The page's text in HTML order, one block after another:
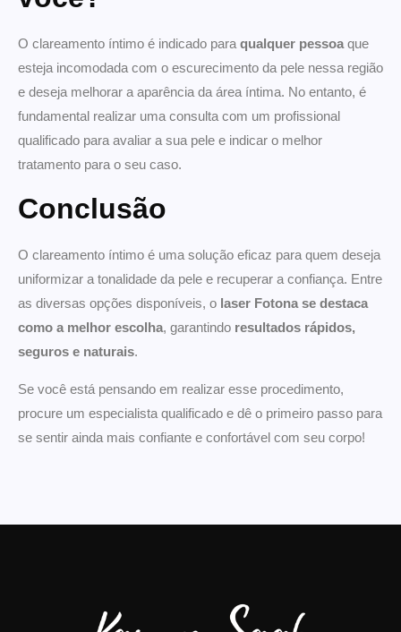
O clareamento íntimo é indicado para qualquer pessoa que
esteja incomodada com o escurecimento da pele nessa região
e deseja melhorar a aparência da área íntima. No entanto, é
fundamental realizar uma consulta com um profissional
qualificado para avaliar a sua pele e indicar o melhor
tratamento para o seu caso.
Conclusão
O clareamento íntimo é uma solução eficaz para quem deseja
uniformizar a tonalidade da pele e recuperar a confiança. Entre
as diversas opções disponíveis, o laser Fotona se destaca
como a melhor escolha, garantindo resultados rápidos,
seguros e naturais.
Se você está pensando em realizar esse procedimento,
procure um especialista qualificado e dê o primeiro passo para
se sentir ainda mais confiante e confortável com seu corpo!